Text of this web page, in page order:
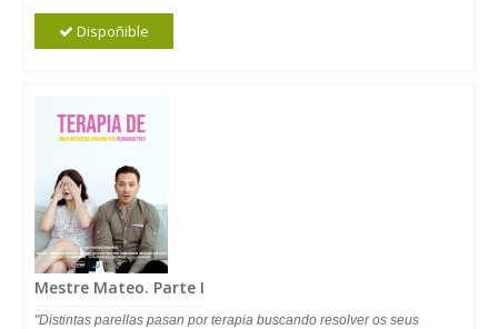
Dispoñible
Mestre Mateo. Parte I
"Distintas parellas pasan por terapia buscando resolver os seus